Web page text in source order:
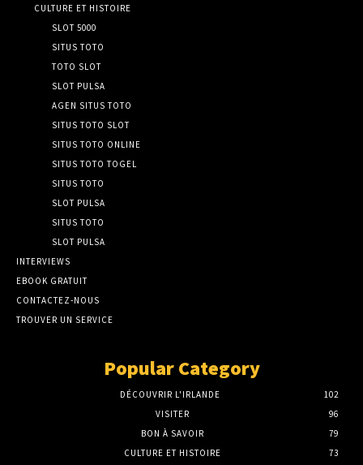
CULTURE ET HISTOIRE
SLOT 5000
SITUS TOTO
TOTO SLOT
SLOT PULSA
AGEN SITUS TOTO
SITUS TOTO SLOT
SITUS TOTO ONLINE
SITUS TOTO TOGEL
SITUS TOTO
SLOT PULSA
SITUS TOTO
SLOT PULSA
INTERVIEWS
EBOOK GRATUIT
CONTACTEZ-NOUS
TROUVER UN SERVICE
Popular Category
DÉCOUVRIR L'IRLANDE
102
VISITER
96
BON À SAVOIR
79
CULTURE ET HISTOIRE
73